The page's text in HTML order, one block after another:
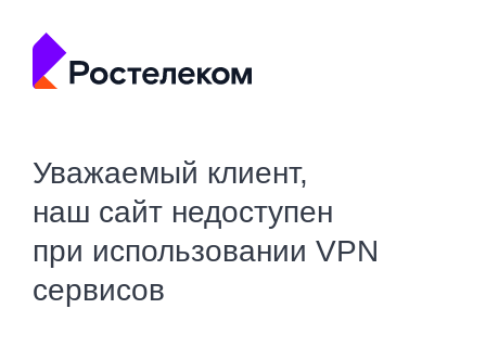
Уважаемый клиент,
наш сайт недоступен
при использовании VPN
сервисов